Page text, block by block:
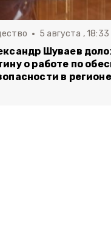
5 августа , 18:33
Шуваев
о работе по
в регионе